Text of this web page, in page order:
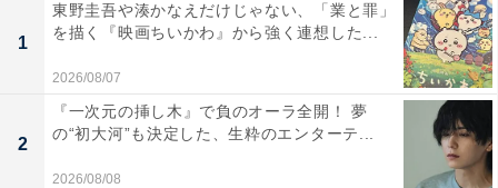
愛を感じます（50代女性／神奈川県）」「昔、オールナ
イトニッポンやってた時、済々黌高校ラグビー部の先輩
や顧問をネタにしてたから。ファンの間では有名なネタ
になってます（30代男性／群馬県）」「熊本出身という
ことをよくテレビで出しているので。行ってみたいなと
いう気持ちにさせてくれます（30代女性／東京都）」な
1
東野圭吾や湊かなえだけじゃない、「業と罪」
を描く『映画ちいかわ』から強く連想した...
2026/08/07
2
『一次元の挿し木』で負のオーラ全開！ 夢
の“初大河”も決定した、生粋のエンターテ...
2026/08/08